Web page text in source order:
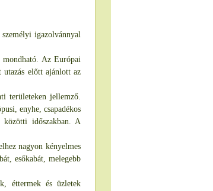
igazolvánnyal
mondható. Az Európai
utazás előtt ajánlott az
területeken jellemző.
enyhe, csapadékos
közötti időszakban. A
nagyon kényelmes
esőkabát, melegebb
éttermek és üzletek